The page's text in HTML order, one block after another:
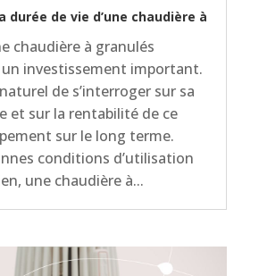
durée de vie d’une chaudière à
chaudière à granulés
investissement important.
de s’interroger sur sa
et sur la rentabilité de ce
sur le long terme.
conditions d’utilisation
une chaudière à...